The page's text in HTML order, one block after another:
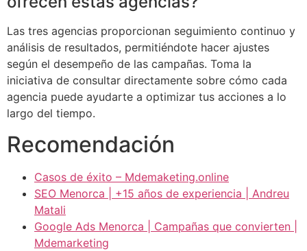
Las tres agencias proporcionan seguimiento continuo y
análisis de resultados, permitiéndote hacer ajustes
según el desempeño de las campañas. Toma la
iniciativa de consultar directamente sobre cómo cada
agencia puede ayudarte a optimizar tus acciones a lo
largo del tiempo.
Recomendación
Casos de éxito – Mdemaketing.online
SEO Menorca | +15 años de experiencia | Andreu
Matali
Google Ads Menorca | Campañas que convierten |
Mdemarketing